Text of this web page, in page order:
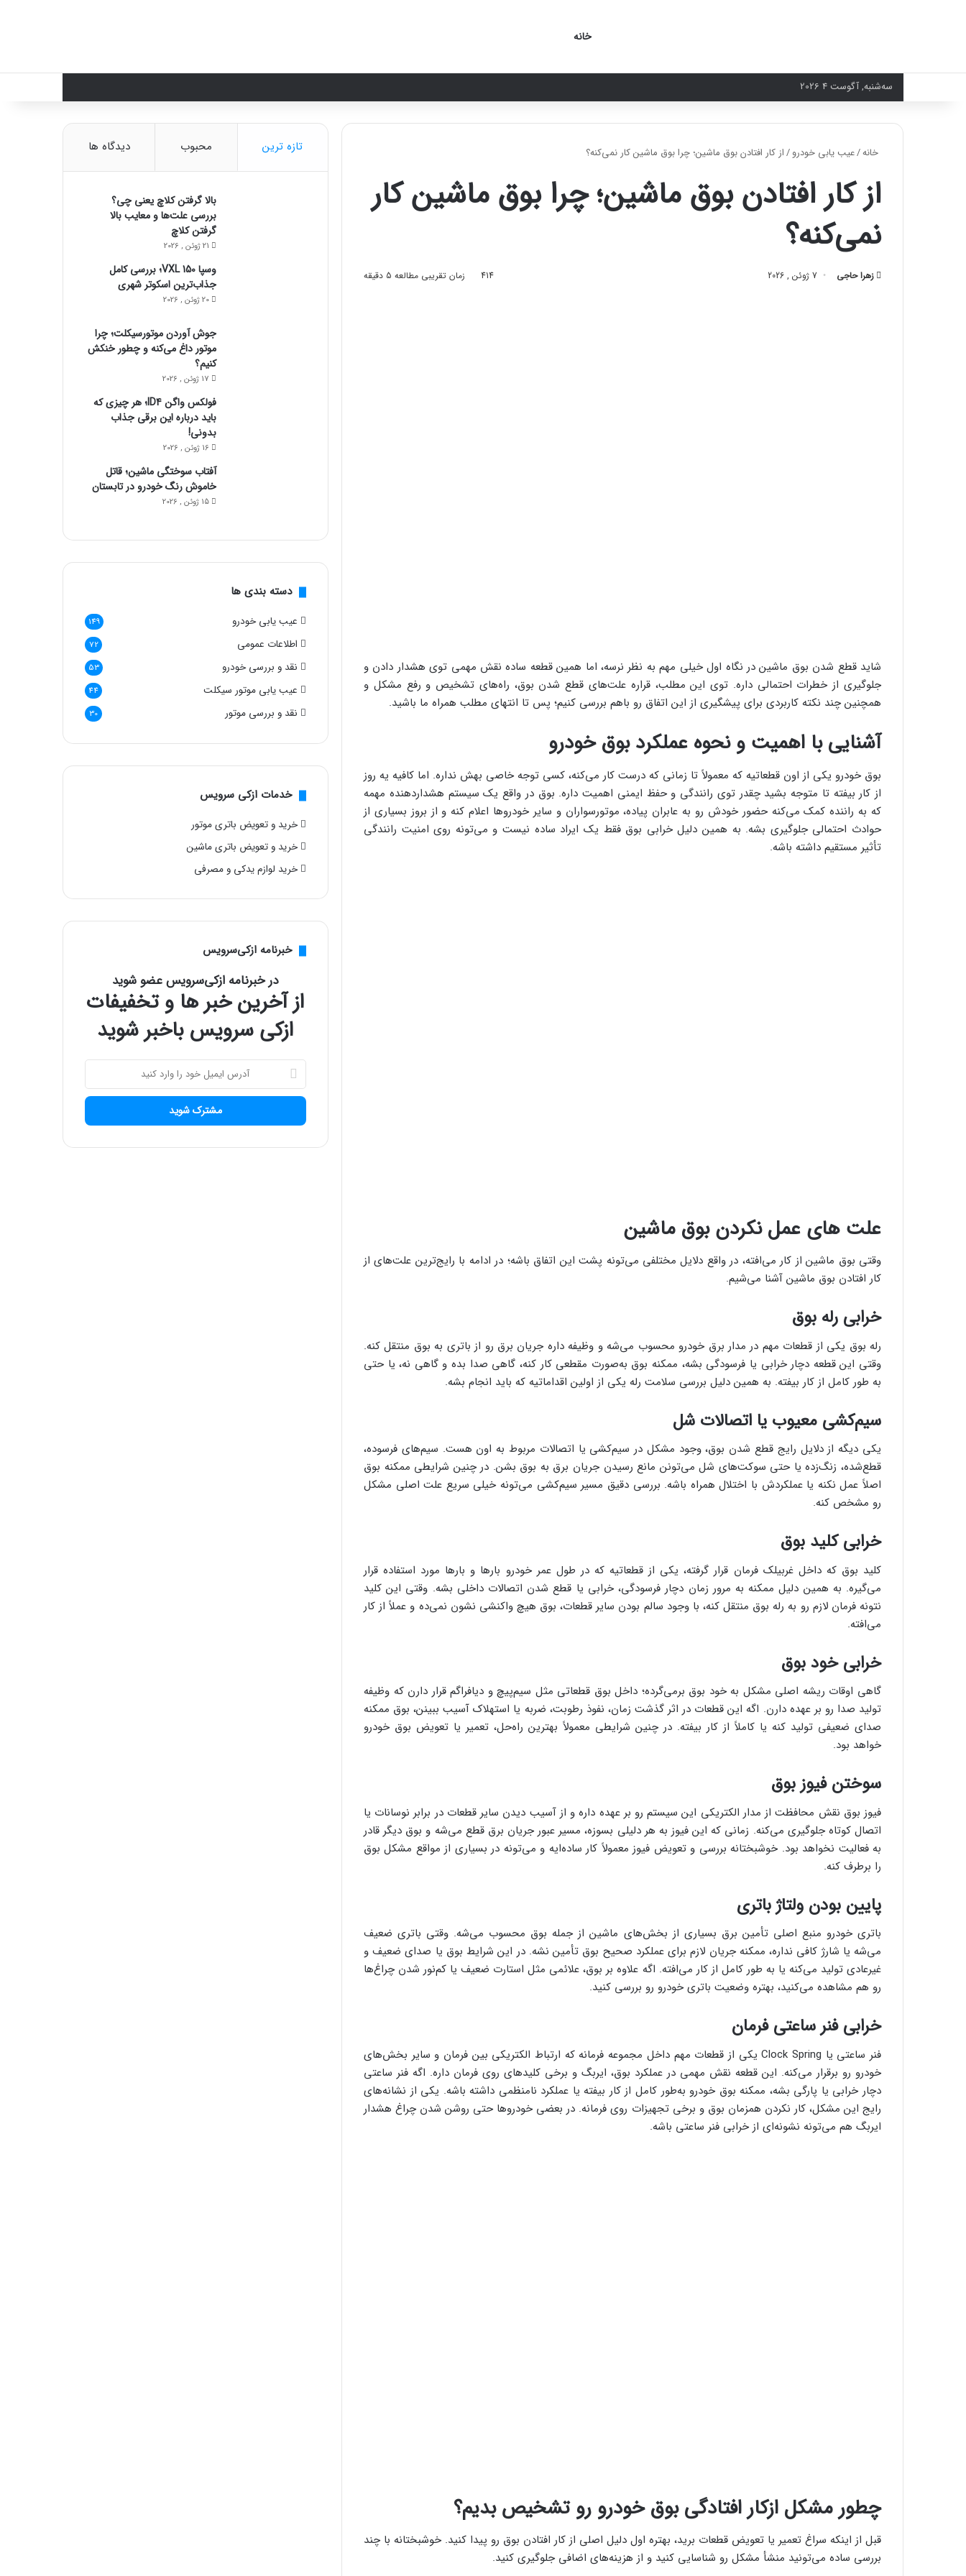
خانه
سه‌شنبه, آگوست 4 2026
خانه/عیب یابی خودرو/از کار افتادن بوق ماشین؛ چرا بوق ماشین کار نمی‌کنه؟
از کار افتادن بوق ماشین؛ چرا بوق ماشین کار
نمی‌کنه؟
زهرا حاجی 7 ژوئن , 2026 414 زمان تقریبی مطالعه 5 دقیقه
شاید قطع شدن بوق ماشین در نگاه اول خیلی مهم به نظر نرسه، اما همین قطعه ساده نقش مهمی توی هشدار دادن و
جلوگیری از خطرات احتمالی داره. توی این مطلب، قراره علت‌های قطع شدن بوق، راه‌های تشخیص و رفع مشکل و
همچنین چند نکته کاربردی برای پیشگیری از این اتفاق رو باهم بررسی کنیم؛ پس تا انتهای مطلب همراه ما باشید.
آشنایی با اهمیت و نحوه عملکرد بوق خودرو
بوق خودرو یکی از اون قطعاتیه که معمولاً تا زمانی که درست کار می‌کنه، کسی توجه خاصی بهش نداره. اما کافیه یه روز
از کار بیفته تا متوجه بشید چقدر توی رانندگی و حفظ ایمنی اهمیت داره. بوق در واقع یک سیستم هشداردهنده مهمه
که به راننده کمک می‌کنه حضور خودش رو به عابران پیاده، موتورسواران و سایر خودروها اعلام کنه و از بروز بسیاری از
حوادث احتمالی جلوگیری بشه. به همین دلیل خرابی بوق فقط یک ایراد ساده نیست و می‌تونه روی امنیت رانندگی
تأثیر مستقیم داشته باشه.
علت های عمل نکردن بوق ماشین
وقتی بوق ماشین از کار می‌افته، در واقع دلایل مختلفی می‌تونه پشت این اتفاق باشه؛ در ادامه با رایج‌ترین علت‌های از
کار افتادن بوق ماشین آشنا می‌شیم.
خرابی رله بوق
رله بوق یکی از قطعات مهم در مدار برق خودرو محسوب می‌شه و وظیفه داره جریان برق رو از باتری به بوق منتقل کنه.
وقتی این قطعه دچار خرابی یا فرسودگی بشه، ممکنه بوق به‌صورت مقطعی کار کنه، گاهی صدا بده و گاهی نه، یا حتی
به طور کامل از کار بیفته. به همین دلیل بررسی سلامت رله یکی از اولین اقداماتیه که باید انجام بشه.
سیم‌کشی معیوب یا اتصالات شل
یکی دیگه از دلایل رایج قطع شدن بوق، وجود مشکل در سیم‌کشی یا اتصالات مربوط به اون هست. سیم‌های فرسوده،
قطع‌شده، زنگ‌زده یا حتی سوکت‌های شل می‌تونن مانع رسیدن جریان برق به بوق بشن. در چنین شرایطی ممکنه بوق
اصلاً عمل نکنه یا عملکردش با اختلال همراه باشه. بررسی دقیق مسیر سیم‌کشی می‌تونه خیلی سریع علت اصلی مشکل
رو مشخص کنه.
خرابی کلید بوق
کلید بوق که داخل غربیلک فرمان قرار گرفته، یکی از قطعاتیه که در طول عمر خودرو بارها و بارها مورد استفاده قرار
می‌گیره. به همین دلیل ممکنه به مرور زمان دچار فرسودگی، خرابی یا قطع شدن اتصالات داخلی بشه. وقتی این کلید
نتونه فرمان لازم رو به رله بوق منتقل کنه، با وجود سالم بودن سایر قطعات، بوق هیچ واکنشی نشون نمی‌ده و عملاً از کار
می‌افته.
خرابی خود بوق
گاهی اوقات ریشه اصلی مشکل به خود بوق برمی‌گرده؛ داخل بوق قطعاتی مثل سیم‌پیچ و دیافراگم قرار دارن که وظیفه
تولید صدا رو بر عهده دارن. اگه این قطعات در اثر گذشت زمان، نفوذ رطوبت، ضربه یا استهلاک آسیب ببینن، بوق ممکنه
صدای ضعیفی تولید کنه یا کاملاً از کار بیفته. در چنین شرایطی معمولاً بهترین راه‌حل، تعمیر یا تعویض بوق خودرو
خواهد بود.
سوختن فیوز بوق
فیوز بوق نقش محافظت از مدار الکتریکی این سیستم رو بر عهده داره و از آسیب دیدن سایر قطعات در برابر نوسانات یا
اتصال کوتاه جلوگیری می‌کنه. زمانی که این فیوز به هر دلیلی بسوزه، مسیر عبور جریان برق قطع می‌شه و بوق دیگر قادر
به فعالیت نخواهد بود. خوشبختانه بررسی و تعویض فیوز معمولاً کار ساده‌ایه و می‌تونه در بسیاری از مواقع مشکل بوق
را برطرف کنه.
پایین بودن ولتاژ باتری
باتری خودرو منبع اصلی تأمین برق بسیاری از بخش‌های ماشین از جمله بوق محسوب می‌شه. وقتی باتری ضعیف
می‌شه یا شارژ کافی نداره، ممکنه جریان لازم برای عملکرد صحیح بوق تأمین نشه. در این شرایط بوق یا صدای ضعیف و
غیرعادی تولید می‌کنه یا به طور کامل از کار می‌افته. اگه علاوه بر بوق، علائمی مثل استارت ضعیف یا کم‌نور شدن چراغ‌ها
رو هم مشاهده می‌کنید، بهتره وضعیت باتری خودرو رو بررسی کنید.
خرابی فنر ساعتی فرمان
فنر ساعتی یا Clock Spring یکی از قطعات مهم داخل مجموعه فرمانه که ارتباط الکتریکی بین فرمان و سایر بخش‌های
خودرو رو برقرار می‌کنه. این قطعه نقش مهمی در عملکرد بوق، ایربگ و برخی کلیدهای روی فرمان داره. اگه فنر ساعتی
دچار خرابی یا پارگی بشه، ممکنه بوق خودرو به‌طور کامل از کار بیفته یا عملکرد نامنظمی داشته باشه. یکی از نشانه‌های
رایج این مشکل، کار نکردن همزمان بوق و برخی تجهیزات روی فرمانه. در بعضی خودروها حتی روشن شدن چراغ هشدار
ایربگ هم می‌تونه نشونه‌ای از خرابی فنر ساعتی باشه.
چطور مشکل ازکار افتادگی بوق خودرو رو تشخیص بدیم؟
قبل از اینکه سراغ تعمیر یا تعویض قطعات برید، بهتره اول دلیل اصلی از کار افتادن بوق رو پیدا کنید. خوشبختانه با چند
بررسی ساده می‌تونید منشأ مشکل رو شناسایی کنید و از هزینه‌های اضافی جلوگیری کنید.
تازه ترین محبوب دیدگاه ها
بالا گرفتن کلاچ یعنی چی؟
بررسی علت‌ها و معایب بالا
گرفتن کلاچ
21 ژوئن , 2026
وسپا VXL 150؛ بررسی کامل
جذاب‌ترین اسکوتر شهری
20 ژوئن , 2026
جوش آوردن موتورسیکلت؛ چرا
موتور داغ می‌کنه و چطور خنکش
کنیم؟
17 ژوئن , 2026
فولکس واگن ID4؛ هر چیزی که
باید درباره این برقی جذاب
بدونی!
16 ژوئن , 2026
آفتاب سوختگی ماشین؛ قاتل
خاموش رنگ خودرو در تابستان
15 ژوئن , 2026
دسته بندی ها
عیب یابی خودرو 149
اطلاعات عمومی 72
نقد و بررسی خودرو 53
عیب یابی موتور سیکلت 44
نقد و بررسی موتور 30
خدمات ازکی سرویس
خرید و تعویض باتری موتور
خرید و تعویض باتری ماشین
خرید لوازم یدکی و مصرفی
خبرنامه ازکی‌سرویس
در خبرنامه ازکی‌سرویس عضو شوید
از آخرین خبر ها و تخفیفات
ازکی سرویس باخبر شوید
ر
ا